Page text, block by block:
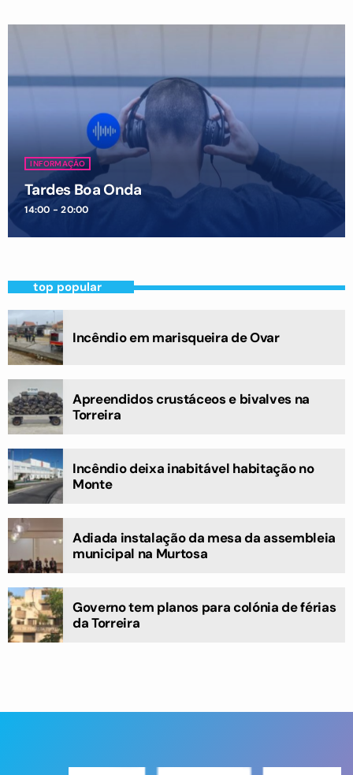
INFORMAÇÃO
Tardes Boa Onda
14:00 - 20:00
top popular
Incêndio em marisqueira de Ovar
Apreendidos crustáceos e bivalves na
Torreira
Incêndio deixa inabitável habitação no
Monte
Adiada instalação da mesa da assembleia
municipal na Murtosa
Governo tem planos para colónia de férias
da Torreira